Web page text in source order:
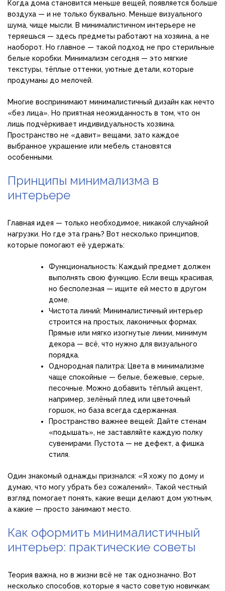
Когда дома становится меньше вещей, появляется больше
воздуха — и не только буквально. Меньше визуального
шума, чище мысли. В минималистичном интерьере не
теряешься — здесь предметы работают на хозяина, а не
наоборот. Но главное — такой подход не про стерильные
белые коробки. Минимализм сегодня — это мягкие
текстуры, тёплые оттенки, уютные детали, которые
продуманы до мелочей.
Многие воспринимают минималистичный дизайн как нечто
«без лица». Но приятная неожиданность в том, что он
лишь подчёркивает индивидуальность хозяина.
Пространство не «давит» вещами, зато каждое
выбранное украшение или мебель становятся
особенными.
Принципы минимализма в
интерьере
Главная идея — только необходимое, никакой случайной
нагрузки. Но где эта грань? Вот несколько принципов,
которые помогают её удержать:
Функциональность: Каждый предмет должен
выполнять свою функцию. Если вещь красивая,
но бесполезная — ищите ей место в другом
доме.
Чистота линий: Минималистичный интерьер
строится на простых, лаконичных формах.
Прямые или мягко изогнутые линии, минимум
декора — всё, что нужно для визуального
порядка.
Однородная палитра: Цвета в минимализме
чаще спокойные — белые, бежевые, серые,
песочные. Можно добавить тёплый акцент,
например, зелёный плед или цветочный
горшок, но база всегда сдержанная.
Пространство важнее вещей: Дайте стенам
«подышать», не заставляйте каждую полку
сувенирами. Пустота — не дефект, а фишка
стиля.
Один знакомый однажды признался: «Я хожу по дому и
думаю, что могу убрать без сожалений». Такой честный
взгляд помогает понять, какие вещи делают дом уютным,
а какие — просто занимают место.
Как оформить минималистичный
интерьер: практические советы
Теория важна, но в жизни всё не так однозначно. Вот
несколько способов, которые я часто советую новичкам: